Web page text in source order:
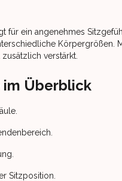
für ein angenehmes
Körpergrößen.
verstärkt.
im Überblick
Sitzposition.